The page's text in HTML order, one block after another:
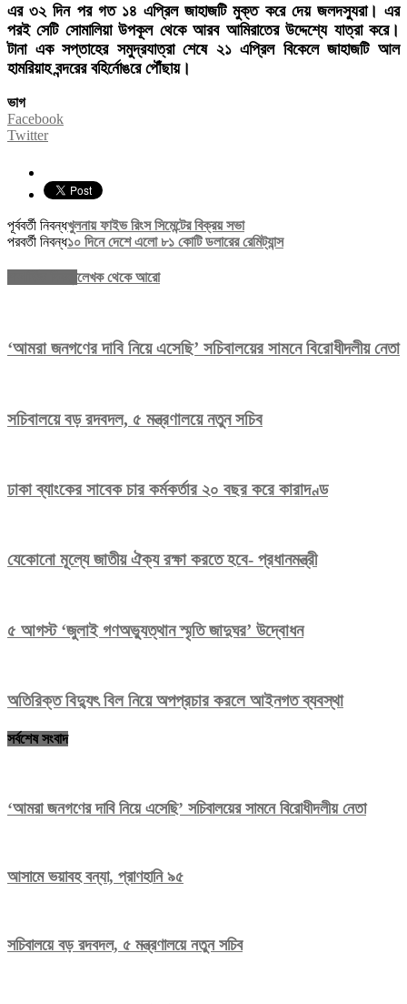
এর ৩২ দিন পর গত ১৪ এপ্রিল জাহাজটি মুক্ত করে দেয় জলদস্যুরা। এর
পরই সেটি সোমালিয়া উপকূল থেকে আরব আমিরাতের উদ্দেশ্যে যাত্রা করে।
টানা এক সপ্তাহের সমুদ্রযাত্রা শেষে ২১ এপ্রিল বিকেলে জাহাজটি আল
হামরিয়াহ বন্দরের বহির্নোঙরে পৌঁছায়।
ভাগ
Facebook
Twitter
পূর্ববর্তী নিবন্ধখুলনায় ফাইভ রিংস সিমেন্টের বিক্রয় সভা
পরবর্তী নিবন্ধ১০ দিনে দেশে এলো ৮১ কোটি ডলারের রেমিট্যান্স
লেখক থেকে আরো
‘আমরা জনগণের দাবি নিয়ে এসেছি’ সচিবালয়ের সামনে বিরোধীদলীয় নেতা
সচিবালয়ে বড় রদবদল, ৫ মন্ত্রণালয়ে নতুন সচিব
ঢাকা ব্যাংকের সাবেক চার কর্মকর্তার ২০ বছর করে কারাদণ্ড
যেকোনো মূল্যে জাতীয় ঐক্য রক্ষা করতে হবে- প্রধানমন্ত্রী
৫ আগস্ট ‘জুলাই গণঅভ্যুত্থান স্মৃতি জাদুঘর’ উদ্বোধন
অতিরিক্ত বিদ্যুৎ বিল নিয়ে অপপ্রচার করলে আইনগত ব্যবস্থা
সর্বশেষ সংবাদ
‘আমরা জনগণের দাবি নিয়ে এসেছি’ সচিবালয়ের সামনে বিরোধীদলীয় নেতা
আসামে ভয়াবহ বন্যা, প্রাণহানি ৯৫
সচিবালয়ে বড় রদবদল, ৫ মন্ত্রণালয়ে নতুন সচিব